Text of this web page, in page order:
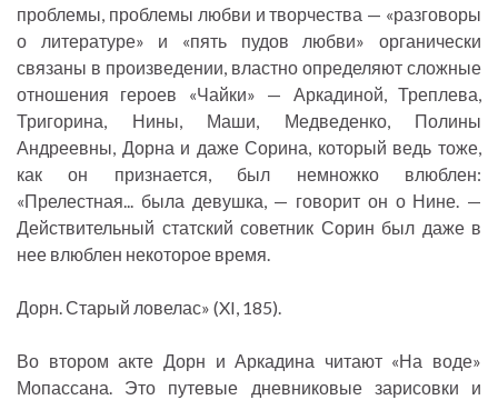
проблемы, проблемы любви и творчества — «разговоры
о литературе» и «пять пудов любви» органически
связаны в произведении, властно определяют сложные
отношения героев «Чайки» — Аркадиной, Треплева,
Тригорина, Нины, Маши, Медведенко, Полины
Андреевны, Дорна и даже Сорина, который ведь тоже,
как он признается, был немножко влюблен:
«Прелестная... была девушка, — говорит он о Нине. —
Действительный статский советник Сорин был даже в
нее влюблен некоторое время.
Дорн. Старый ловелас» (XI, 185).
Во втором акте Дорн и Аркадина читают «На воде»
Мопассана. Это путевые дневниковые зарисовки и